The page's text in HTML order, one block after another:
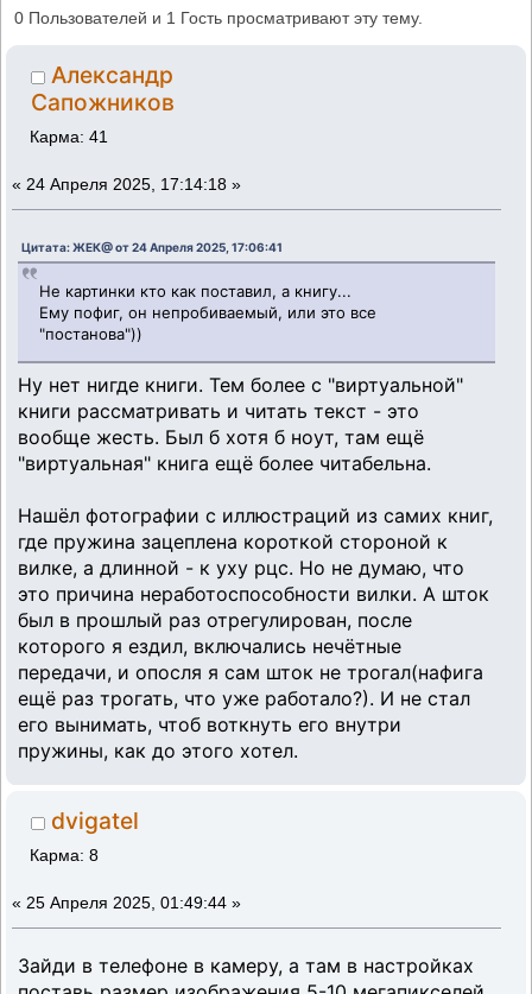
всё ещё НЕ ездит) (Прочитано 994280 раз)
0 Пользователей и 1 Гость просматривают эту тему.
Александр
Сапожников
Карма: 41
« 24 Апреля 2025, 17:14:18 »
Цитата: ЖЕК@ от 24 Апреля 2025, 17:06:41
Не картинки кто как поставил, а книгу...
Ему пофиг, он непробиваемый, или это все
"постанова"))
Ну нет нигде книги. Тем более с "виртуальной"
книги рассматривать и читать текст - это
вообще жесть. Был б хотя б ноут, там ещё
"виртуальная" книга ещё более читабельна.
Нашёл фотографии с иллюстраций из самих книг,
где пружина зацеплена короткой стороной к
вилке, а длинной - к уху рцс. Но не думаю, что
это причина неработоспособности вилки. А шток
был в прошлый раз отрегулирован, после
которого я ездил, включались нечётные
передачи, и опосля я сам шток не трогал(нафига
ещё раз трогать, что уже работало?). И не стал
его вынимать, чтоб воткнуть его внутри
пружины, как до этого хотел.
dvigatel
Карма: 8
« 25 Апреля 2025, 01:49:44 »
Зайди в телефоне в камеру, а там в настройках